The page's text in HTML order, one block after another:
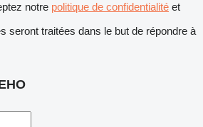
notre politique de confidentialité et
seront traitées dans le but de répondre à